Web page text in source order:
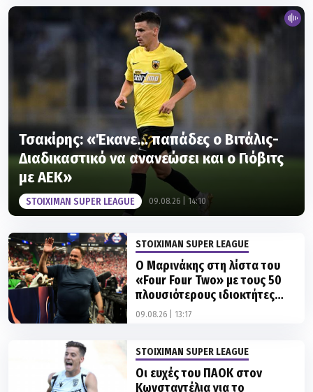
Τσακίρης: «Έκανε… παπάδες ο Βιτάλις-
Διαδικαστικό να ανανεώσει και ο Γιόβιτς
με ΑΕΚ»
STOIXIMAN SUPER LEAGUE 09.08.26 | 14:10
STOIXIMAN SUPER LEAGUE
«Four Four Two» με τους 50
πλουσιότερους ιδιοκτήτες
ποδοσφαιρικών ομάδων
09.08.26 | 13:17
STOIXIMAN SUPER LEAGUE
Κωνσταντέλια για το
νεογέννητο παιδί